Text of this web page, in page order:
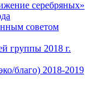
серебряных»
советом
группы 2018 г.
благо) 2018-2019